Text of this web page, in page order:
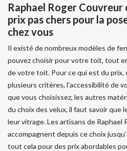
Raphael Roger Couvreur
prix pas chers pour la
chez vous
Il existé de nombreux modèles de
pouvez choisir pour votre toit, tout
de votre toit. Pour ce qui est du prix,
plusieurs critères, l'accessibilité de
que vous choisissez, les autres
du choix des velux, il faut savoir que
leur vitrage. Les artisans de Raphael
accompagnent depuis ce choix
tout cela pour des prix abordables